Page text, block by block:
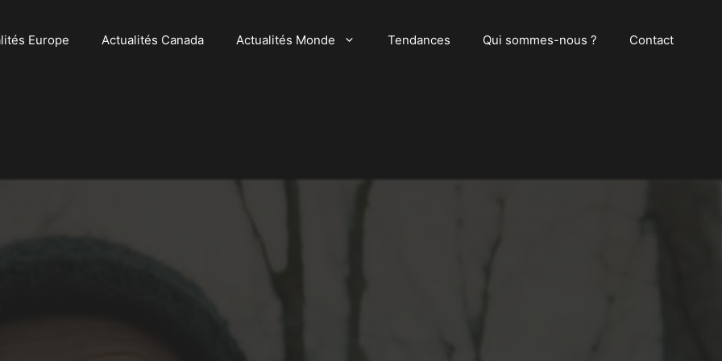
Europe Actualités Canada Actualités Monde Tendances Qui sommes-nous ? Contact